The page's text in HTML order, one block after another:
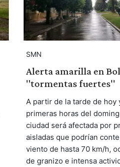
SMN
Alerta amarilla en
"tormentas fuertes"
A partir de la tarde de hoy
primeras horas del
ciudad será afectada por
aisladas que podrían
viento de hasta 70 km/h,
de granizo e intensa